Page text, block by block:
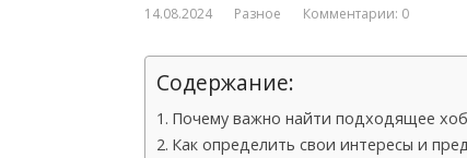
14.08.2024 Разное Комментарии: 0
Содержание:
Почему важно найти подходящее
Как определить свои интересы и